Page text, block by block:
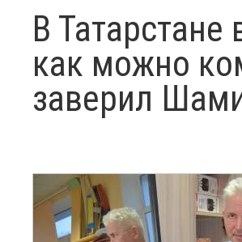
В
как можно
заверил